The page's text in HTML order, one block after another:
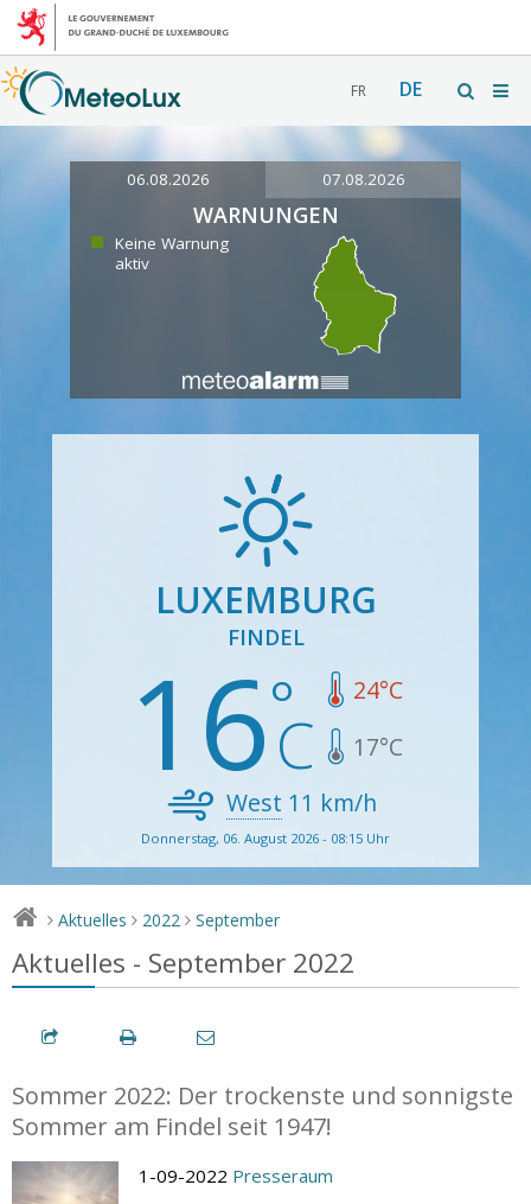
FR DE
06.08.2026 07.08.2026
WARNUNGEN
Keine Warnung
aktiv
LUXEMBURG
FINDEL
16 24°C
17°C
West 11 km/h
Donnerstag, 06. August 2026 - 08:15 Uhr
> Aktuelles > 2022 > September
Aktuelles - September 2022
Sommer 2022: Der trockenste und sonnigste
Sommer am Findel seit 1947!
1-09-2022 Presseraum